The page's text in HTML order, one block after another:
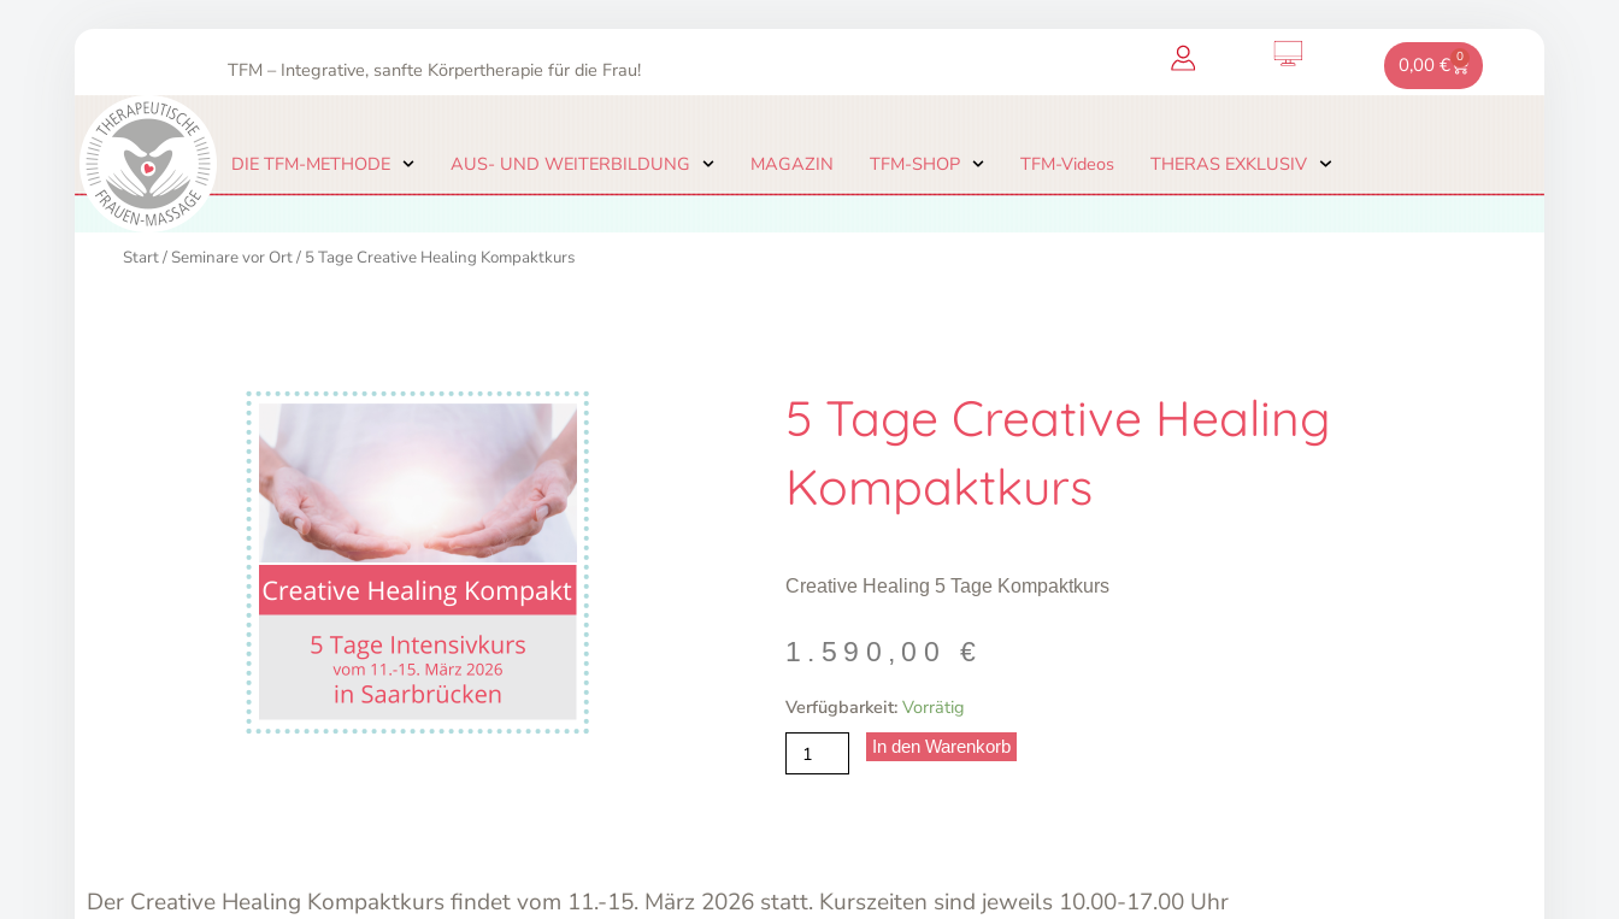
TFM – Integrative, sanfte Körpertherapie für die Frau! 0,00 € 0
Warenkorb
DIE TFM-METHODE AUS- UND WEITERBILDUNG MAGAZIN TFM-SHOP TFM-Videos THERAS EXKLUSIV
Start/ Seminare vor Ort/ 5 Tage Creative Healing Kompaktkurs
5 Tage Creative Healing
Kompaktkurs
Creative Healing 5 Tage Kompaktkurs
1.590,00 €
Verfügbarkeit: Vorrätig
5
Tage
Creative
In den Warenkorb
Der Creative Healing Kompaktkurs findet vom 11.-15. März 2026 statt. Kurszeiten sind jeweils 10.00-17.00 Uhr